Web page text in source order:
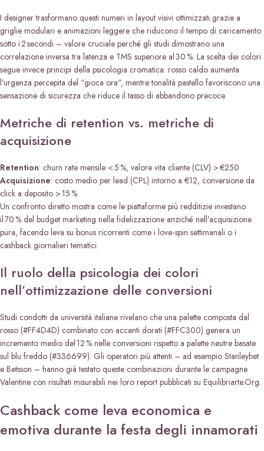
I designer trasformano questi numeri in layout visivi ottimizzati grazie a
griglie modulari e animazioni leggere che riducono il tempo di caricamento
sotto i 2 secondi – valore cruciale perché gli studi dimostrano una
correlazione inversa tra latenza e TMS superiore al 30 %. La scelta dei colori
segue invece principi della psicologia cromatica: rosso caldo aumenta
l’urgenza percepita del “gioca ora”, mentre tonalità pastello favoriscono una
sensazione di sicurezza che riduce il tasso di abbandono precoce.
Metriche di retention vs. metriche di
acquisizione
Retention: churn rate mensile < 5 %, valore vita cliente (CLV) > €250
Acquisizione: costo medio per lead (CPL) intorno a €12, conversione da
click a deposito > 15 %
Un confronto diretto mostra come le piattaforme più redditizie investano
il 70 % del budget marketing nella fidelizzazione anziché nell’acquisizione
pura, facendo leva su bonus ricorrenti come i love‑spin settimanali o i
cashback giornalieri tematici.
Il ruolo della psicologia dei colori
nell’ottimizzazione delle conversioni
Studi condotti da università italiane rivelano che una palette composta dal
rosso (#FF4D4D) combinato con accenti dorati (#FFC300) genera un
incremento medio del 12 % nelle conversioni rispetto a palette neutre basate
sul blu freddo (#336699). Gli operatori più attenti – ad esempio Stanleybet
e Betsson – hanno già testato queste combinazioni durante le campagne
Valentine con risultati misurabili nei loro report pubblicati su Equilibriarte.Org.
Cashback come leva economica e
emotiva durante la festa degli innamorati